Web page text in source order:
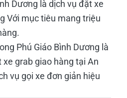
Dương là dịch vụ đặt xe
Với mục tiêu mang triệu
Phú Giáo Bình Dương là
grab giao hàng tại An
vụ gọi xe đơn giản hiệu